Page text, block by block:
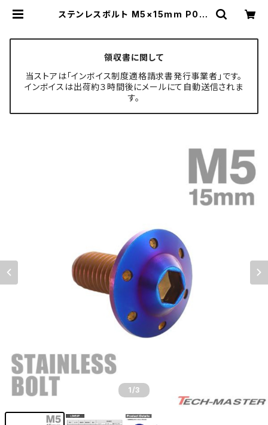
ステンレスボルト M5×15mm P0.8
-MASTER ボルト専門店
領収書に関して
当ストアは「インボイス制度適格請求書発行事業者」です。
インボイスは出荷約３時間後にメールにて自動送信されま
す。
1 /3